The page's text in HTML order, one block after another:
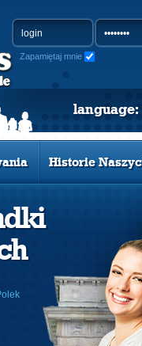
Zapamiętaj mnie
language:
Historie